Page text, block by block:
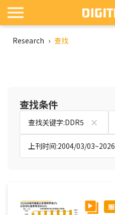
Research › 查找
查找条件
查找关键字:DDR5
上刊时间:2004/03/